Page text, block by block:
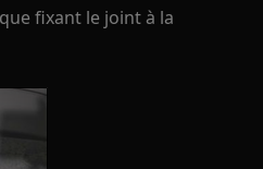
fixant le joint à la